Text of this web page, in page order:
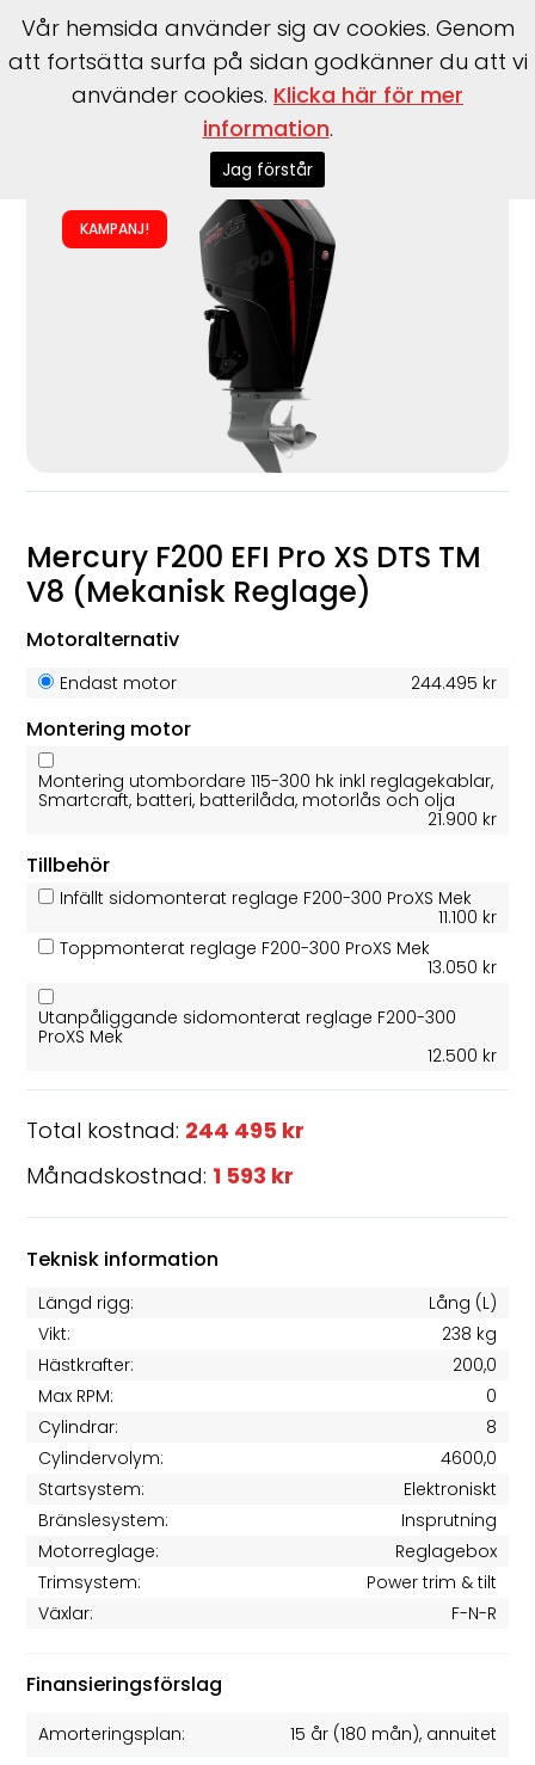
Utombordare>
Pro XS DTS TM V8 (Mekanisk Reglage)
KAMPANJ!
Mercury F200 EFI Pro XS DTS TM
V8 (Mekanisk Reglage)
Motoralternativ
Endast motor 244.495 kr
Montering motor
Montering utombordare 115-300 hk inkl reglagekablar,
Smartcraft, batteri, batterilåda, motorlås och olja
21.900 kr
Tillbehör
Infällt sidomonterat reglage F200-300 ProXS Mek
11.100 kr
Toppmonterat reglage F200-300 ProXS Mek
13.050 kr
Utanpåliggande sidomonterat reglage F200-300
ProXS Mek
12.500 kr
Total kostnad: 244 495 kr
Månadskostnad: 1 593 kr
Teknisk information
Längd rigg:
Lång (L)
Vikt:
238 kg
Hästkrafter:
200,0
Max RPM:
0
Cylindrar:
8
Cylindervolym:
4600,0
Startsystem:
Elektroniskt
Bränslesystem:
Insprutning
Motorreglage:
Reglagebox
Trimsystem:
Power trim & tilt
Växlar:
F-N-R
Finansieringsförslag
Amorteringsplan: 15 år(180 mån), annuitet
Vår hemsida använder sig av cookies. Genom
att fortsätta surfa på sidan godkänner du att vi
använder cookies. Klicka här för mer
information.
Jag förstår